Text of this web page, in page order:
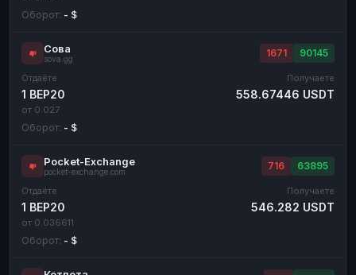
Оборот: - $
Сова
sova.gg
1671 90145
Отдаёте
1 BEP20
от 0.027
Получаете
558.67446 USDT
Оборот: - $
Pocket-Exchange
pocket-exchange.com
716 63895
Отдаёте
1 BEP20
от 0.036611
Получаете
546.282 USDT
Оборот: - $